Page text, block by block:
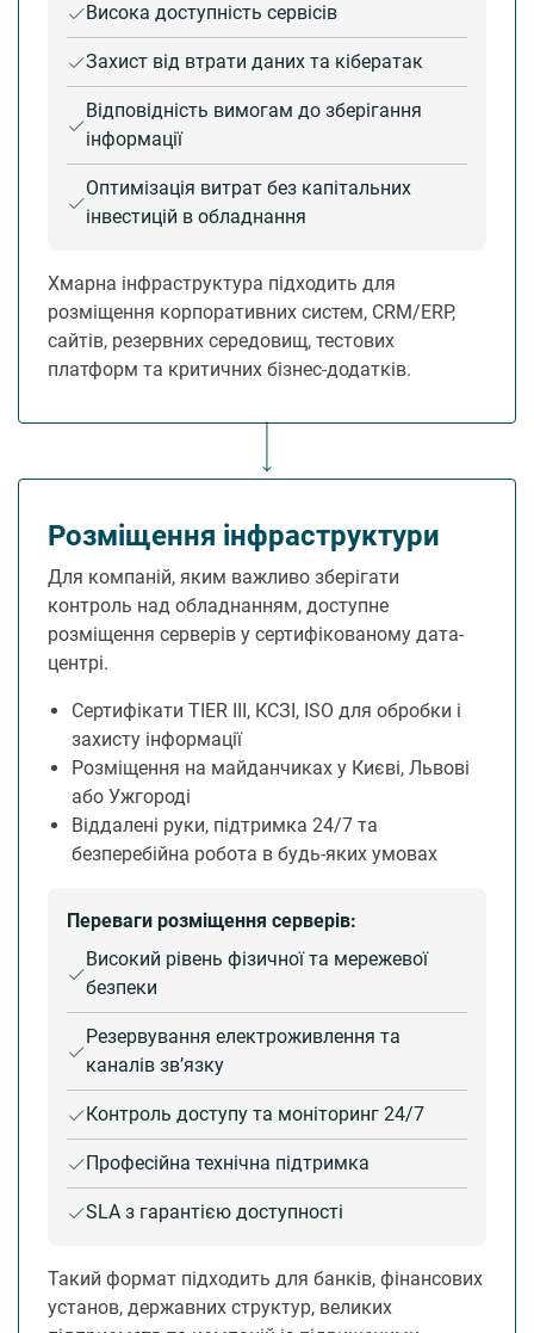
Висока доступність сервісів
Захист від втрати даних та кібератак
Відповідність вимогам до зберігання
інформації
Оптимізація витрат без капітальних
інвестицій в обладнання
Хмарна інфраструктура підходить для
розміщення корпоративних систем, CRM/ERP,
сайтів, резервних середовищ, тестових
платформ та критичних бізнес-додатків.
Розміщення інфраструктури
Для компаній, яким важливо зберігати
контроль над обладнанням, доступне
розміщення серверів у сертифікованому дата-
центрі.
Сертифікати TIER III, КСЗІ, ISO для обробки і
захисту інформації
Розміщення на майданчиках у Києві, Львові
або Ужгороді
Віддалені руки, підтримка 24/7 та
безперебійна робота в будь-яких умовах
Переваги розміщення серверів:
Високий рівень фізичної та мережевої
безпеки
Резервування електроживлення та
каналів зв’язку
Контроль доступу та моніторинг 24/7
Професійна технічна підтримка
SLA з гарантією доступності
Такий формат підходить для банків, фінансових
установ, державних структур, великих